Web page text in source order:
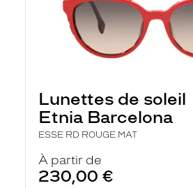
Lunettes de soleil
Etnia Barcelona
ESSE RD ROUGE MAT
À partir de
230,00 €